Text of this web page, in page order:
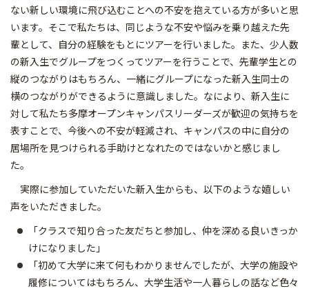
ない新しい環境に飛び込むことへの不安を抱えている方が多いと思
います。そこで私たちは、同じような不安や悩みを乗り越えた先
輩として、自分の経験をもとにツアーを行いました。また、少人数
の新入生でグループをつくってツアーを行うことで、先輩学生との
縦のつながりはもちろん、一緒にグループになった新入生同士の
横のつながりができるように意識しました。なにより、新入生に
対して私たち多摩オープンキャンパスリーダーズが歓迎の気持ちを
表すことで、今後への不安が軽減され、キャンパスの中に自分の
居場所を見つけられる手助けとなれたのではないかと感じまし
た。
実際に参加していただいた新入生からも、以下のような嬉しい
声をいただきました。
「クラスで知り合った友だちと参加し、仲を深める良いきっか
けになりました」
「初めて大学に来て何もわかりませんでしたが、大学の施設や
履修についてはもちろん、大学生活や一人暮らしの話など色々